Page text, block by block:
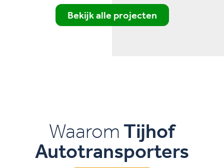
Bekijk alle projecten
Waarom Tijhof
Autotransporters